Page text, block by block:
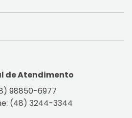
de Atendimento
98850-6977
(48) 3244-3344